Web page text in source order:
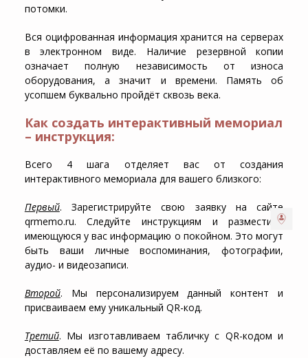
потомки.
Вся оцифрованная информация хранится на серверах
в электронном виде. Наличие резервной копии
означает полную независимость от износа
оборудования, а значит и времени. Память об
усопшем буквально пройдёт сквозь века.
Как создать интерактивный мемориал
– инструкция:
Всего 4 шага отделяет вас от создания
интерактивного мемориала для вашего близкого:
Первый. Зарегистрируйте свою заявку на сайте
qrmemo.ru. Следуйте инструкциям и разместите
имеющуюся у вас информацию о покойном. Это могут
быть ваши личные воспоминания, фотографии,
аудио- и видеозаписи.
Второй. Мы персонализируем данный контент и
присваиваем ему уникальный QR-код.
Третий. Мы изготавливаем табличку с QR-кодом и
доставляем её по вашему адресу.